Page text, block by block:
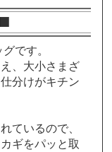
です。
、大小さまざ
分けがキチン
ているので、
ギをパッと取